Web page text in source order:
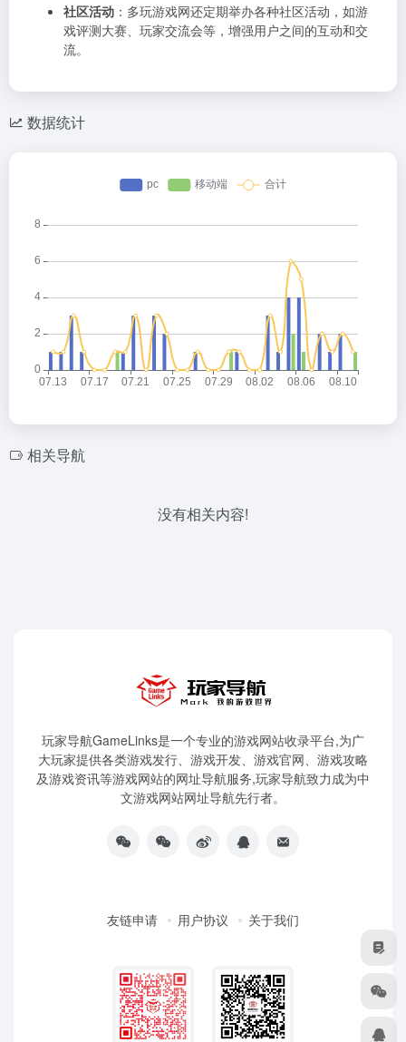
社区活动 ：多玩游戏网还定期举办各种社区活动，如游
戏评测大赛、玩家交流会等，增强用户之间的互动和交
流。
数据统计
相关导航
没有相关内容!
玩家导航GameLinks是一个专业的游戏网站收录平台,为广
大玩家提供各类游戏发行、游戏开发、游戏官网、游戏攻略
及游戏资讯等游戏网站的网址导航服务,玩家导航致力成为中
文游戏网站网址导航先行者。
友链申请 用户协议 关于我们